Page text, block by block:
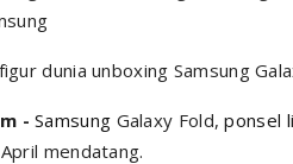
dunia unboxing Samsung
- Samsung Galaxy Fold,ponsel
mendatang.